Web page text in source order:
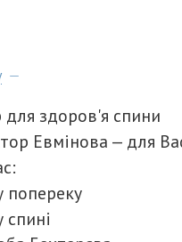
для здоров'я спини
Евмінова — для
попереку
спині